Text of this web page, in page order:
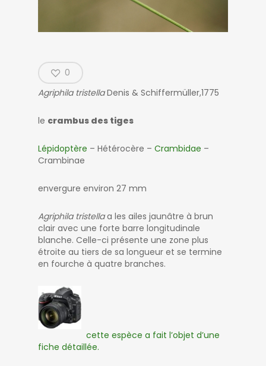
0
Agriphila tristellaDenis & Schiffermüller,1775
le crambus des tiges
Lépidoptère – Hétérocère – Crambidae –
Crambinae
envergure environ 27 mm
Agriphila tristellaa les ailes jaunâtre à brun
clair avec une forte barre longitudinale
blanche. Celle-ci présente une zone plus
étroite au tiers de sa longueur et se termine
en fourche à quatre branches.
cette espèce a fait l’objet d’une
fiche détaillée.